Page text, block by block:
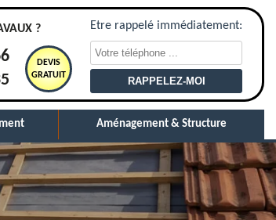
?
DEVIS
GRATUIT
Etre rappelé immédiatement:
Aménagement & Structure